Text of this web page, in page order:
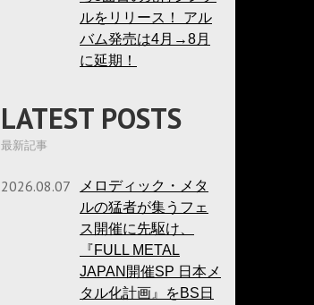
ルをリリース！ アル
バム発売は4月→8月
に延期！
LATEST POSTS
最新記事
2026.08.07
メロディック・メタ
ルの猛者が集うフェ
ス開催に先駆け、
『FULL METAL
JAPAN開催SP 日本メ
タル化計画』をBS日